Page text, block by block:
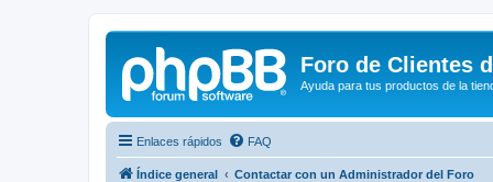
Foro de Clientes
Ayuda para tus productos de la
Enlaces rápidos FAQ
Índice general Contactar con un Administrador del Foro